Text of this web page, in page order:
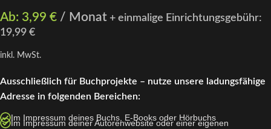
Ab: 3,99 € / Monat + einmalige Einrichtungsgebühr:
19,99 €
inkl. MwSt.
Ausschließlich für Buchprojekte – nutze unsere ladungsfähige
Adresse in folgenden Bereichen:
Im Impressum deines Buchs, E-Books oder Hörbuchs
Im Impressum deiner Autorenwebsite oder einer eigenen